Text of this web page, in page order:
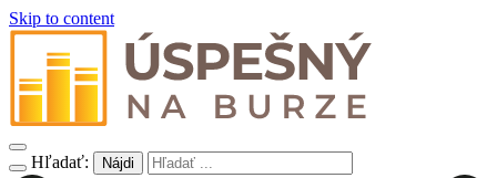
Skip to content
Hľadať: